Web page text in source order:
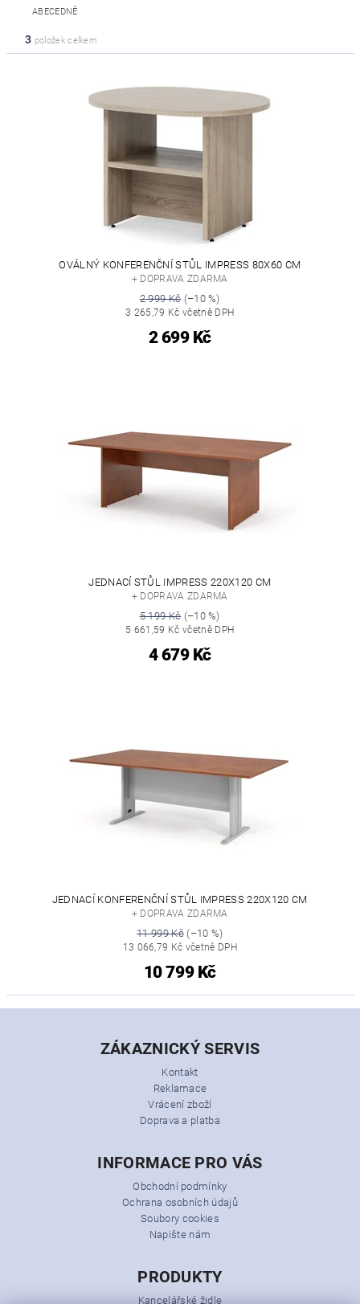
ABECEDNĚ
3 položek celkem
OVÁLNÝ KONFERENČNÍ STŮL IMPRESS 80X60 CM
+ DOPRAVA ZDARMA
2 999 Kč(–10 %)
3 265,79 Kč včetně DPH
2 699 Kč
JEDNACÍ STŮL IMPRESS 220X120 CM
+ DOPRAVA ZDARMA
5 199 Kč(–10 %)
5 661,59 Kč včetně DPH
4 679 Kč
JEDNACÍ KONFERENČNÍ STŮL IMPRESS 220X120 CM
+ DOPRAVA ZDARMA
11 999 Kč(–10 %)
13 066,79 Kč včetně DPH
10 799 Kč
ZÁKAZNICKÝ SERVIS
Kontakt
Reklamace
Vrácení zboží
Doprava a platba
INFORMACE PRO VÁS
Obchodní podmínky
Ochrana osobních údajů
Soubory cookies
Napište nám
PRODUKTY
Kancelářské židle